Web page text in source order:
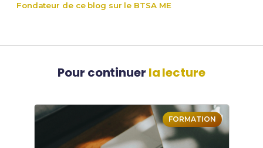
Fondateur de ce blog sur le BTSA ME
Pour continuer la lecture
FORMATION